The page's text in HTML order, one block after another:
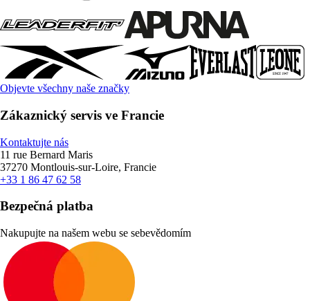
Objevte všechny naše značky
Zákaznický servis ve Francie
Kontaktujte nás
11 rue Bernard Maris
37270 Montlouis-sur-Loire, Francie
+33 1 86 47 62 58
Bezpečná platba
Nakupujte na našem webu se sebevědomím